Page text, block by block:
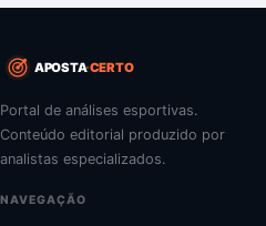
APOSTACERTO
Portal de análises esportivas.
Conteúdo editorial produzido por
analistas especializados.
NAVEGAÇÃO